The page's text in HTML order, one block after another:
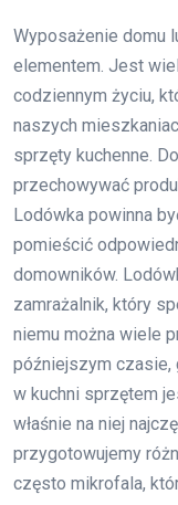
Wyposażenie domu
elementem. Jest
codziennym życiu,
naszych
sprzęty kuchenne.
przechowywać
Lodówka powinna
pomieścić
domowników.
zamrażalnik, który
niemu można wiele
późniejszym czasie,
w kuchni sprzętem
właśnie na niej
przygotowujemy
często mikrofala,